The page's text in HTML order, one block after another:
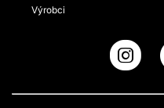
Výrobci